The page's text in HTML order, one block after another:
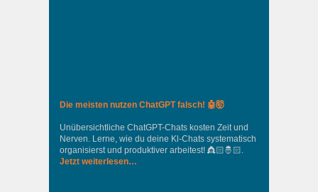
Die meisten nutzen ChatGPT falsch! 🤖🤯
Unübersichtliche ChatGPT-Chats kosten Zeit und
Nerven. Lerne, wie du deine Kl-Chats systematisch
organisierst und produktiver arbeitest! 👸🏻🤴🏻.
Jetzt weiterlesen…